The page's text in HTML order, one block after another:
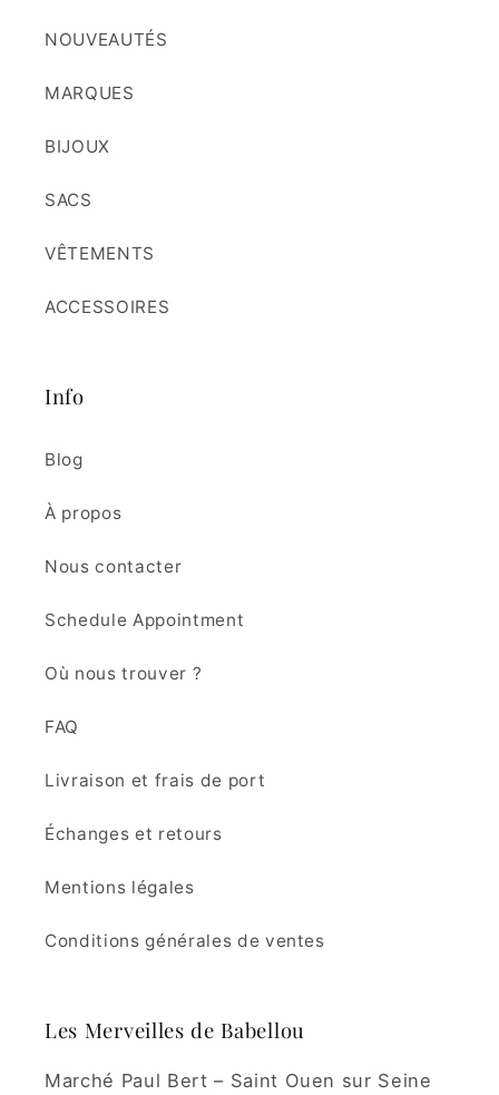
NOUVEAUTÉS
MARQUES
BIJOUX
SACS
VÊTEMENTS
ACCESSOIRES
Info
Blog
À propos
Nous contacter
Schedule Appointment
Où nous trouver ?
FAQ
Livraison et frais de port
Échanges et retours
Mentions légales
Conditions générales de ventes
Les Merveilles de Babellou
Marché Paul Bert – Saint Ouen sur Seine